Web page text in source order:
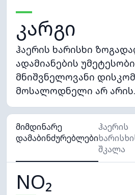
კარგი
ჰაერის ხარისხი
ადამიანების
მნიშვნელოვანი
მოსალოდნელი არ არის.
მიმდინარე
დამაბინძურებლები
ჰაერის
შკალა
NO₂